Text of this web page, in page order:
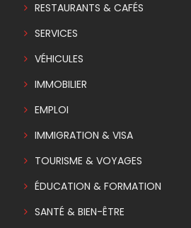
RESTAURANTS & CAFÉS
SERVICES
VÉHICULES
IMMOBILIER
EMPLOI
IMMIGRATION & VISA
TOURISME & VOYAGES
ÉDUCATION & FORMATION
SANTÉ & BIEN-ÊTRE